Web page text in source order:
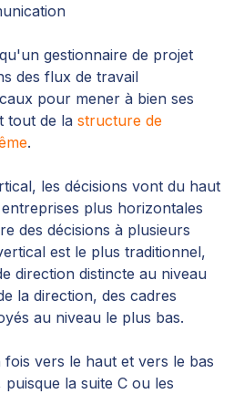
gestionnaire de projet
des flux de travail
pour mener à bien ses
tout de la structure de
.
les décisions vont du haut
plus horizontales
des décisions à plusieurs
est le plus traditionnel,
direction distincte au niveau
la direction, des cadres
au niveau le plus bas.
vers le haut et vers le bas
la suite C ou les